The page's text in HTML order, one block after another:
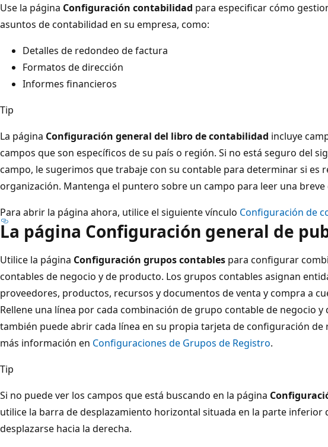
Use la página Configuración contabilidad para especificar cómo
asuntos de contabilidad en su empresa, como:
Detalles de redondeo de factura
Formatos de dirección
Informes financieros
Tip
La página Configuración general del libro de contabilidad incluye
campos que son específicos de su país o región. Si no está seguro del
campo, le sugerimos que trabaje con su contable para determinar si es
organización. Mantenga el puntero sobre un campo para leer una breve
Para abrir la página ahora, utilice el siguiente vínculo Configuración de
La página Configuración general de
Utilice la página Configuración grupos contables para configurar
contables de negocio y de producto. Los grupos contables asignan
proveedores, productos, recursos y documentos de venta y compra a
Rellene una línea por cada combinación de grupo contable de negocio y
también puede abrir cada línea en su propia tarjeta de configuración de
más información en Configuraciones de Grupos de Registro.
Tip
Si no puede ver los campos que está buscando en la página
utilice la barra de desplazamiento horizontal situada en la parte inferior
desplazarse hacia la derecha.